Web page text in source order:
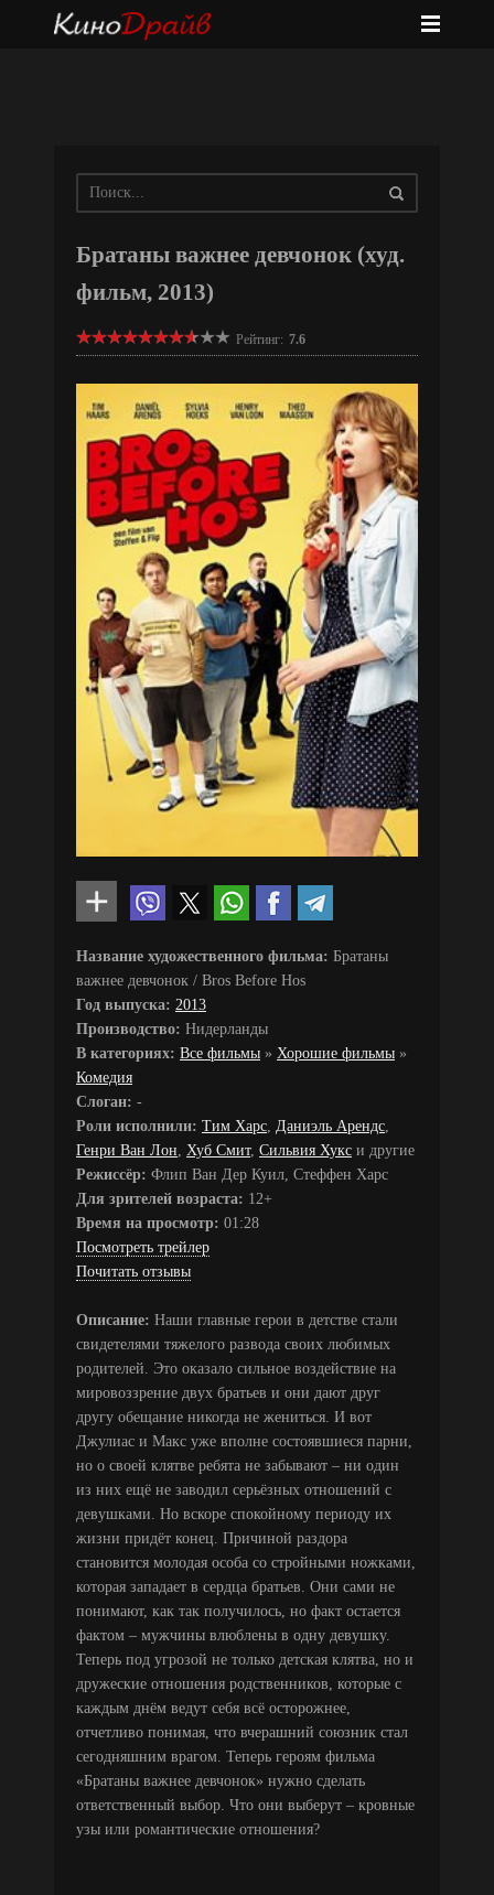
Братаны важнее девчонок (худ.
фильм, 2013)
Рейтинг: 7.6
Название художественного фильма: Братаны
важнее девчонок / Bros Before Hos
Год выпуска: 2013
Производство: Нидерланды
В категориях: Все фильмы » Хорошие фильмы »
Комедия
Слоган: -
Роли исполнили: Тим Харс Даниэль Арендс
Генри Ван Лон
Хуб Смит, Сильвия Хукс и другие
Режиссёр: Флип Ван Дер Куил, Стеффен Харс
Для зрителей возраста: 12+
Время на просмотр: 01:28
Посмотреть трейлер
Почитать отзывы
Описание: Наши главные герои в детстве стали
свидетелями тяжелого развода своих любимых
родителей. Это оказало сильное воздействие на
мировоззрение двух братьев и они дают друг
другу обещание никогда не жениться. И вот
Джулиас и Макс уже вполне состоявшиеся парни,
но о своей клятве ребята не забывают – ни один
из них ещё не заводил серьёзных отношений с
девушками. Но вскоре спокойному периоду их
жизни придёт конец. Причиной раздора
становится молодая особа со стройными ножками,
которая западает в сердца братьев. Они сами не
понимают, как так получилось, но факт остается
фактом – мужчины влюблены в одну девушку.
Теперь под угрозой не только детская клятва, но и
дружеские отношения родственников, которые с
каждым днём ведут себя всё осторожнее,
отчетливо понимая, что вчерашний союзник стал
сегодняшним врагом. Теперь героям фильма
«Братаны важнее девчонок» нужно сделать
ответственный выбор. Что они выберут – кровные
узы или романтические отношения?